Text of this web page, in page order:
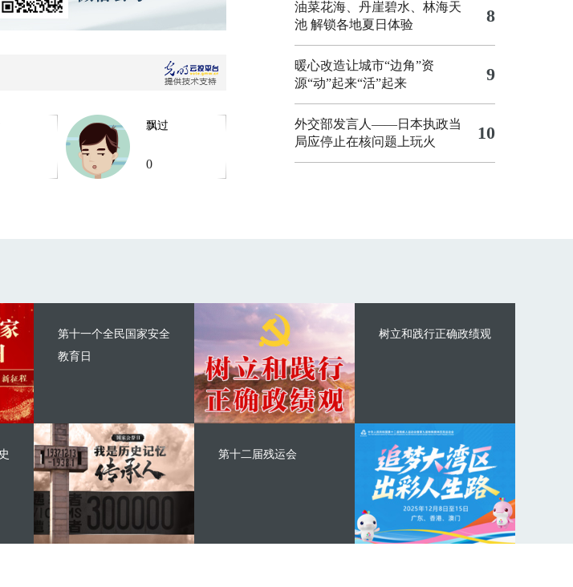
飘过
0
油菜花海、丹崖碧水、林海天
池 解锁各地夏日体验
8
暖心改造让城市“边角”资
源“动”起来“活”起来
9
外交部发言人——日本执政当
局应停止在核问题上玩火
10
第十一个全民国家安全
教育日
树立和践行正确政绩观
第十二届残运会